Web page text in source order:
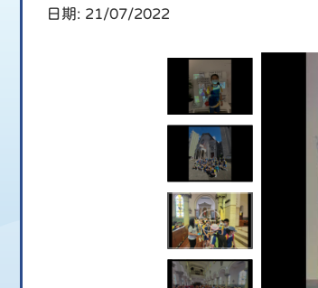
日期: 21/07/2022